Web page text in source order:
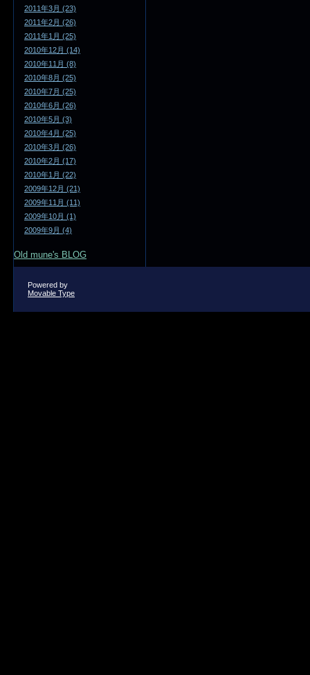
2011年3月 (23)
2011年2月 (26)
2011年1月 (25)
2010年12月 (14)
2010年11月 (8)
2010年8月 (25)
2010年7月 (25)
2010年6月 (26)
2010年5月 (3)
2010年4月 (25)
2010年3月 (26)
2010年2月 (17)
2010年1月 (22)
2009年12月 (21)
2009年11月 (11)
2009年10月 (1)
2009年9月 (4)
Old mune's BLOG
Powered by
Movable Type